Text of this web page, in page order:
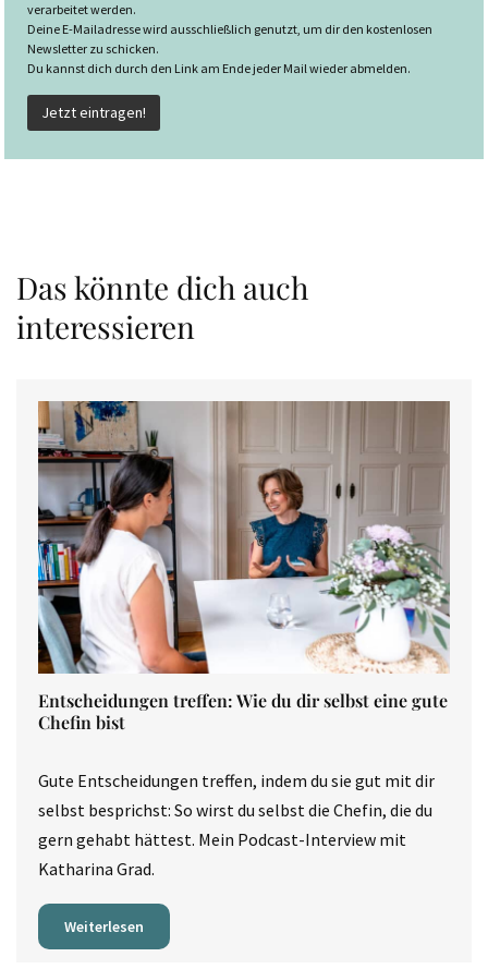
verarbeitet werden.
Deine E-Mailadresse wird ausschließlich genutzt, um dir den kostenlosen
Newsletter zu schicken.
Du kannst dich durch den Link am Ende jeder Mail wieder abmelden.
Das könnte dich auch
interessieren
Entscheidungen treffen: Wie du dir selbst eine gute
Chefin bist
Gute Entscheidungen treffen, indem du sie gut mit dir
selbst besprichst: So wirst du selbst die Chefin, die du
gern gehabt hättest. Mein Podcast-Interview mit
Katharina Grad.
Weiterlesen